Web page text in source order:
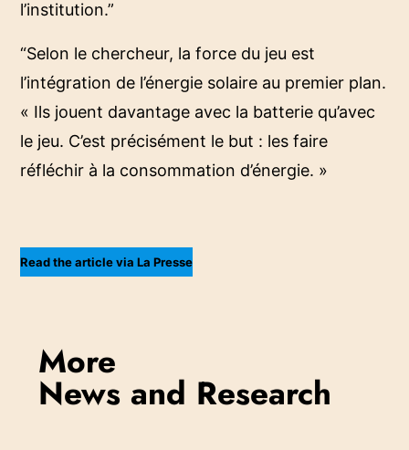
l’institution.”
“Selon le chercheur, la force du jeu est
l’intégration de l’énergie solaire au premier plan.
« Ils jouent davantage avec la batterie qu’avec
le jeu. C’est précisément le but : les faire
réfléchir à la consommation d’énergie. »
Read the article via La Presse
More
News and Research